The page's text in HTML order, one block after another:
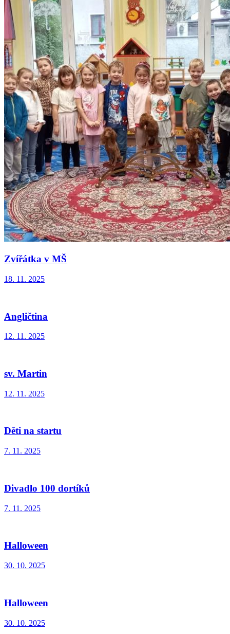
Zvířátka v MŠ
18. 11. 2025
Angličtina
12. 11. 2025
sv. Martin
12. 11. 2025
Děti na startu
7. 11. 2025
Divadlo 100 dortíků
7. 11. 2025
Halloween
30. 10. 2025
Halloween
30. 10. 2025